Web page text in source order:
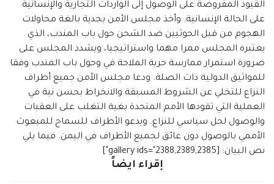
القيود المفروضة على الوصول إلى الواردات التجارية والإنسانية
على الحالة الإنسانية. وأخذ مجلس الأمن بجدية بالغة محاولات
الهجوم من قبل الحوثيين ضد الشحن حول باب المندب، الذي
يعتبره المجلس ممرا مهما واستراتيجيا، ويشدد المجلس على
ضرورة استمرار ممارسة حرية الملاحة في وحول باب المندب وفقا
للمواثيق الدولية ذات الصلة. ودعا مجلس الأمن جميع أطراف
النزاع للتخلي عن الشروط المسبقة والانخراط بحسن نية في
العملية التي تقودها الأمم المتحدة بغية التغلب على العقبات
والوصول لحل سياسي للنزاع. ويدعو الأطراف للسماح للمبعوث
الأممي بالوصول دون عائق لجميع الأطراف في اليمن. فيما يلي
نص البيان: [gallery ids="2388,2389,2385"]
إقراء ايضاً